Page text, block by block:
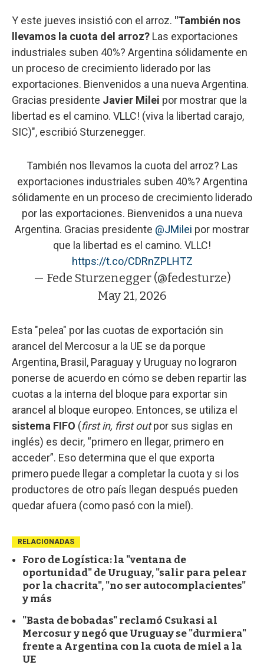
Y este jueves insistió con el arroz. "También nos
llevamos la cuota del arroz? Las exportaciones
industriales suben 40%? Argentina sólidamente en
un proceso de crecimiento liderado por las
exportaciones. Bienvenidos a una nueva Argentina.
Gracias presidente Javier Milei por mostrar que la
libertad es el camino. VLLC! (viva la libertad carajo,
SIC)", escribió Sturzenegger.
También nos llevamos la cuota del arroz? Las
exportaciones industriales suben 40%? Argentina
sólidamente en un proceso de crecimiento liderado
por las exportaciones. Bienvenidos a una nueva
Argentina. Gracias presidente @JMilei por mostrar
que la libertad es el camino. VLLC!
https://t.co/CDRnZPLHTZ
— Fede Sturzenegger (@fedesturze)
May 21, 2026
Esta "pelea" por las cuotas de exportación sin
arancel del Mercosur a la UE se da porque
Argentina, Brasil, Paraguay y Uruguay no lograron
ponerse de acuerdo en cómo se deben repartir las
cuotas a la interna del bloque para exportar sin
arancel al bloque europeo. Entonces, se utiliza el
sistema FIFO (first in, first outpor sus siglas en
inglés) es decir, “primero en llegar, primero en
acceder”. Eso determina que el que exporta
primero puede llegar a completar la cuota y si los
productores de otro país llegan después pueden
quedar afuera (como pasó con la miel).
RELACIONADAS
Foro de Logística: la "ventana de
oportunidad" de Uruguay, "salir para pelear
por la chacrita", "no ser autocomplacientes"
y más
"Basta de bobadas" reclamó Csukasi al
Mercosur y negó que Uruguay se "durmiera"
frente a Argentina con la cuota de miel a la
UE